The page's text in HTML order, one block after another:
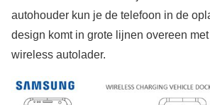
autohouder kun je de telefoon in de
design komt in grote lijnen overeen
wireless autolader.